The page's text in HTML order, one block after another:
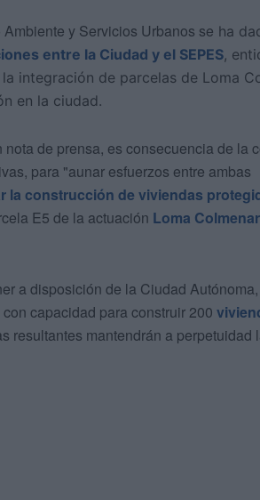
y Servicios Urbanos se ha
entre la Ciudad y el SEPES,
integración de parcelas de Loma
en la ciudad.
nota de prensa, es consecuencia de la
para "aunar esfuerzos entre ambas
la construcción de viviendas
E5 de la actuación Loma Colmenar
a disposición de la Ciudad
capacidad para construir 200
resultantes mantendrán a perpetuidad